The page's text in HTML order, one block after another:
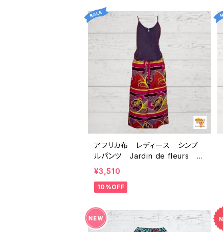
アフリカ布 レディース シンプ
ルパンツ Jardin de fleurs W
P4-13 パーニュ カンガ キテンゲ
ギニア フェアトレード INUWALIA
FRICA
¥3,510
10%OFF